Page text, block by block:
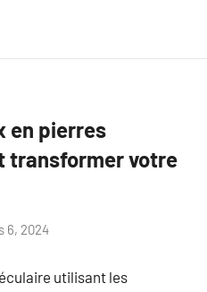
en pierres
transformer votre
6, 2024
utilisant les